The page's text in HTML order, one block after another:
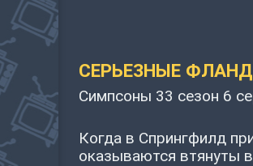
СЕРЬЕЗНЫЕ
Симпсоны 33 сезон 6
Когда в Спрингфилд
оказываются втянуты